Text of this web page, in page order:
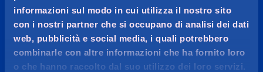
informazioni sul modo in cui utilizza il nostro sito
con i nostri partner che si occupano di analisi dei dati
web, pubblicità e social media, i quali potrebbero
combinarle con altre informazioni che ha fornito loro
o che hanno raccolto dal suo utilizzo dei loro servizi.
casa, make-up, profumeria e parafarmacia delle
migliori marche.